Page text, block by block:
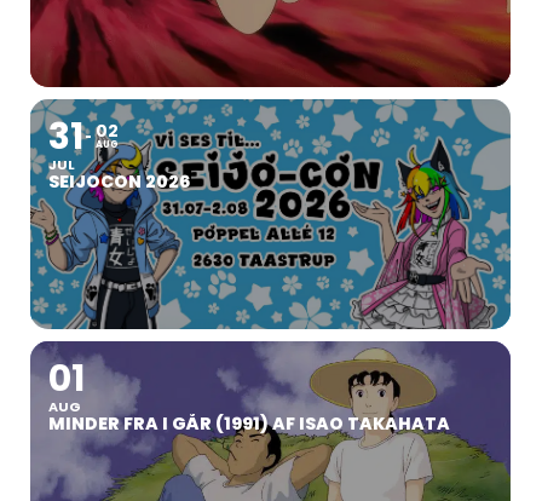
31
JUL
02
AUG
SEIJOCON 2026
01
AUG
MINDER FRA I GÅR (1991) AF ISAO TAKAHATA